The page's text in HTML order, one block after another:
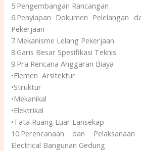
5.Pengembangan Rancangan
6.Penyiapan Dokumen Pelelangan
Pekerjaan
7.Mekanisme Lelang Pekerjaan
8.Garis Besar Spesifikasi Teknis
9.Pra Rencana Anggaran Biaya
•Elemen Arsitektur
•Struktur
•Mekanikal
•Elektrikal
•Tata Ruang Luar Lansekap
10.Perencanaan dan
Electrical Bangunan Gedung